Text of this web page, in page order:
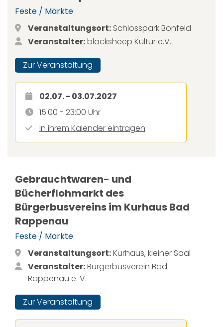
Feste / Märkte
Veranstaltungsort: Schlosspark Bonfeld
Veranstalter:blacksheep Kultur e.V.
Zur Veranstaltung
02.07. - 03.07.2027
15:00 - 23:00 Uhr
In ihrem Kalender eintragen
Gebrauchtwaren- und
Bücherflohmarkt des
Bürgerbusvereins im Kurhaus Bad
Rappenau
Feste / Märkte
Veranstaltungsort:Kurhaus, kleiner Saal
Veranstalter:Bürgerbusverein Bad
Rappenau e. V.
Zur Veranstaltung